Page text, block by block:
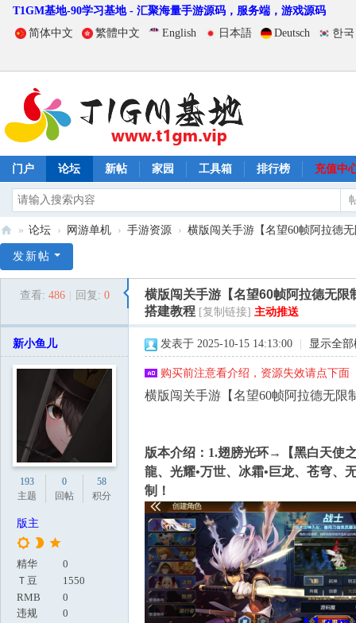
T1GM基地-90学习基地 - 汇聚海量手游源码，服务端，游戏源码
简体中文
繁體中文 English 日本語 Deutsch 한
门户 论坛 新帖 家园 工具箱 排行榜 充值中
1
M
» 论坛 › 网游单机 › 手游资源 › 横版闯关手游【名望60帧阿拉德
发新帖
查看: 486 回复: 0
横版闯关手游【名望60帧阿拉德无
搭建教程 [复制链接] 主动推送
新小鱼儿
193
主题
0
回帖
58
积分
版主
精华
0
Ｔ豆
1550
RMB
0
违规
0
发表于 2025-10-15 14:13:00 显示全
购买前注意看介绍，资源失效请点下
横版闯关手游【名望60帧阿拉德无限
版本介绍： 1.翅膀光环→【黑白天使
龍、光耀•万世、冰霜•巨龙、苍穹、
制！